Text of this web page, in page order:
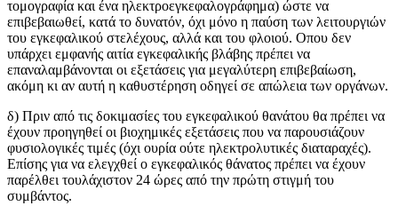
τομογραφία και ένα ηλεκτροεγκεφαλογράφημα) ώστε να
επιβεβαιωθεί, κατά το δυνατόν, όχι μόνο η παύση των λειτουργιών
του εγκεφαλικού στελέχους, αλλά και του φλοιού. Οπου δεν
υπάρχει εμφανής αιτία εγκεφαλικής βλάβης πρέπει να
επαναλαμβάνονται οι εξετάσεις για μεγαλύτερη επιβεβαίωση,
ακόμη κι αν αυτή η καθυστέρηση οδηγεί σε απώλεια των οργάνων.
δ) Πριν από τις δοκιμασίες του εγκεφαλικού θανάτου θα πρέπει να
έχουν προηγηθεί οι βιοχημικές εξετάσεις που να παρουσιάζουν
φυσιολογικές τιμές (όχι ουρία ούτε ηλεκτρολυτικές διαταραχές).
Επίσης για να ελεγχθεί ο εγκεφαλικός θάνατος πρέπει να έχουν
παρέλθει τουλάχιστον 24 ώρες από την πρώτη στιγμή του
συμβάντος.